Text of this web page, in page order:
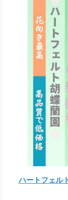
ハートフェル